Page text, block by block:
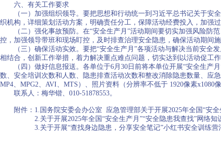
六、有关工作要求
（一）加强组织领导。要把思想和行动统一到习近平总书记关于安全
织机构，详细策划活动方案，明确责任分工，保障活动经费投入，加强
（二）强化事故预防。在“安全生产月”活动期间要切实加强风险防范
控，加强领导带班和现场盯控，及时排查治理安全隐患，确保活动期间
（三）确保活动实效。要把“安全生产月”各项活动与解决当前安全发
相结合，创新工作举措，着力解决重点难点问题，切实达到以活动促工
（四）做好信息报送。各单位于6月30日前将本单位开展“安全生产
数、安全培训次数和人数、隐患排查活动次数和整改消除隐患数量、应
MP4、MPG2、AVI、MTS）、照片资料（分辨率不低于 1920像素
联系人：梅华锴、010-51878553。
附件：1.国务院安委会办公室 应急管理部关于开展2025年全国“安全
2.关于开展2025年全国“安全生产月”“安全隐患我查找”网络知
3.关于开展“查找身边隐患，分享安全笔记”小红书安全训练营